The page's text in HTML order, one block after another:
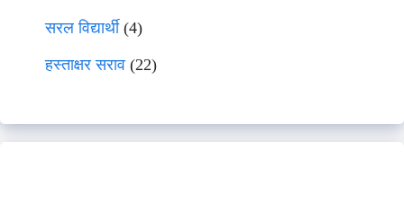
सरल विद्यार्थी(4)
हस्ताक्षर सराव (22)